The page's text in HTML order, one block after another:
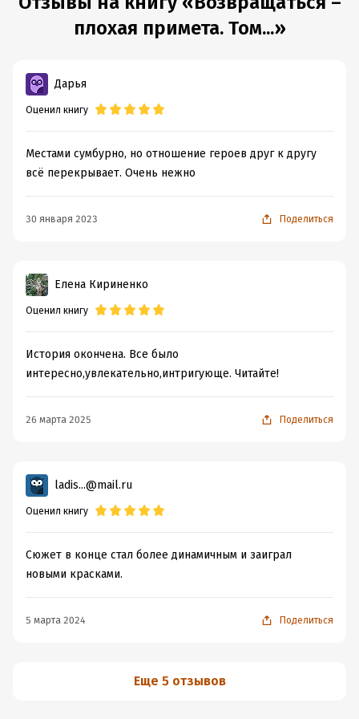
Объем:440258
Год издания: 2019
плохая примета. Том...»
Дарья
Оценил книгу
Местами сумбурно, но отношение героев друг к другу
всё перекрывает. Очень нежно
30 января 2023 Поделиться
Елена Кириненко
Оценил книгу
История окончена. Все было
интересно,увлекательно,интригующе. Читайте!
26 марта 2025 Поделиться
ladis...@mail.ru
Оценил книгу
Сюжет в конце стал более динамичным и заиграл
новыми красками.
5 марта 2024 Поделиться
Еще 5 отзывов